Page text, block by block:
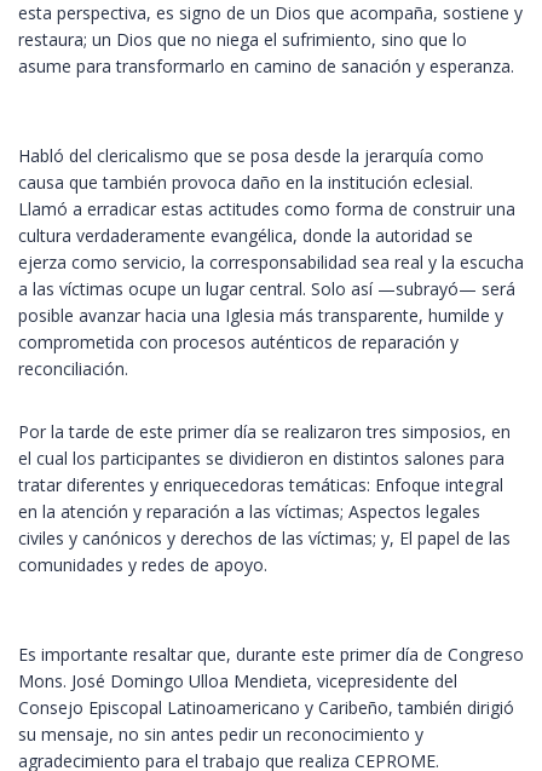
esta perspectiva, es signo de un Dios que acompaña, sostiene y
restaura; un Dios que no niega el sufrimiento, sino que lo
asume para transformarlo en camino de sanación y esperanza.
Habló del clericalismo que se posa desde la jerarquía como
causa que también provoca daño en la institución eclesial.
Llamó a erradicar estas actitudes como forma de construir una
cultura verdaderamente evangélica, donde la autoridad se
ejerza como servicio, la corresponsabilidad sea real y la escucha
a las víctimas ocupe un lugar central. Solo así —subrayó— será
posible avanzar hacia una Iglesia más transparente, humilde y
comprometida con procesos auténticos de reparación y
reconciliación.
Por la tarde de este primer día se realizaron tres simposios, en
el cual los participantes se dividieron en distintos salones para
tratar diferentes y enriquecedoras temáticas: Enfoque integral
en la atención y reparación a las víctimas; Aspectos legales
civiles y canónicos y derechos de las víctimas; y, El papel de las
comunidades y redes de apoyo.
Es importante resaltar que, durante este primer día de Congreso
Mons. José Domingo Ulloa Mendieta, vicepresidente del
Consejo Episcopal Latinoamericano y Caribeño, también dirigió
su mensaje, no sin antes pedir un reconocimiento y
agradecimiento para el trabajo que realiza CEPROME.